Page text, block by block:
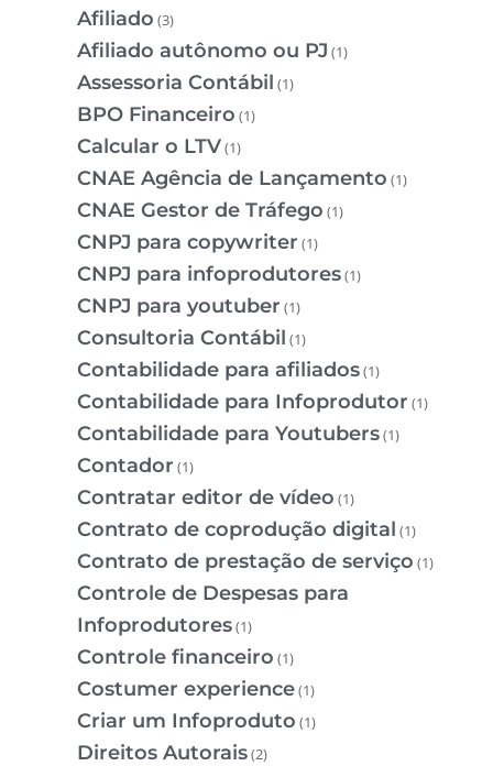
Afiliado (3)
Afiliado autônomo ou PJ (1)
Assessoria Contábil (1)
BPO Financeiro (1)
Calcular o LTV(1)
CNAE Agência de Lançamento (1)
CNAE Gestor de Tráfego (1)
CNPJ para copywriter (1)
CNPJ para infoprodutores(1)
CNPJ para youtuber (1)
Consultoria Contábil (1)
Contabilidade para afiliados(1)
Contabilidade para Infoprodutor (1)
Contabilidade para Youtubers(1)
Contador (1)
Contratar editor de vídeo (1)
Contrato de coprodução digital (1)
Contrato de prestação de serviço (1)
Controle de Despesas para
Infoprodutores(1)
Controle financeiro (1)
Costumer experience(1)
Criar um Infoproduto (1)
Direitos Autorais(2)